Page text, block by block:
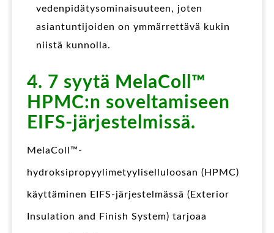
vedenpidätysominaisuuteen, joten
asiantuntijoiden on ymmärrettävä kukin
niistä kunnolla.
4. 7 syytä MelaColl™
HPMC:n soveltamiseen
EIFS-järjestelmissä.
MelaColl™-
hydroksipropyylimetyyliselluloosan (HPMC)
käyttäminen EIFS-järjestelmässä (Exterior
Insulation and Finish System) tarjoaa